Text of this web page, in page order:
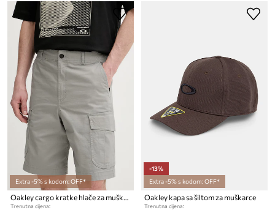
Extra -5% s kodom: OFF*
Oakley cargo kratke hlače za muškarce od pamuka s elastanom
Trenutna cijena:
-13%
Extra -5% s kodom: OFF*
Oakley kapa sa šiltom za muškarce
Trenutna cijena: